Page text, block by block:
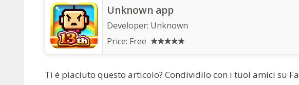
Unknown app
Developer: Unknown
Price: Free
Ti è piaciuto questo articolo? Condividilo con i tuoi amici su